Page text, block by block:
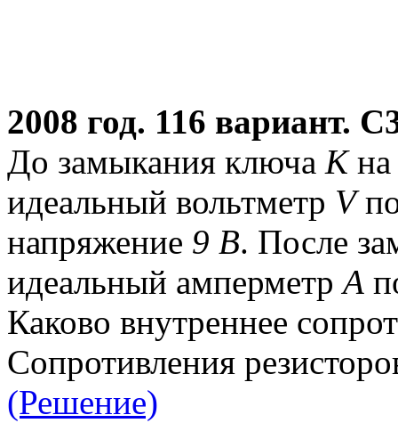
2008 год. 116 вариант.
До замыкания ключа Кна
идеальный вольтметр V
напряжение 9 В. После
идеальный амперметрА
Каково внутреннее
Сопротивления
(Решение)